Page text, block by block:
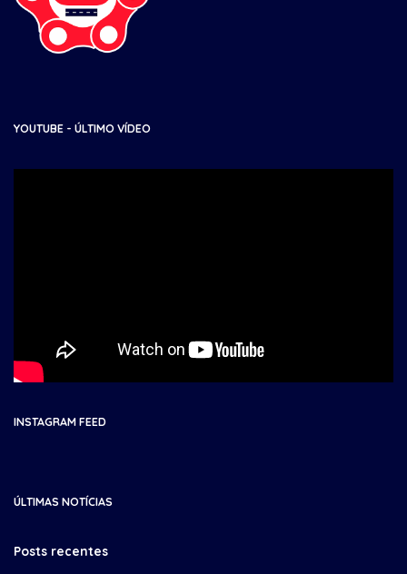
YOUTUBE - ÚLTIMO VÍDEO
INSTAGRAM FEED
ÚLTIMAS NOTÍCIAS
Posts recentes